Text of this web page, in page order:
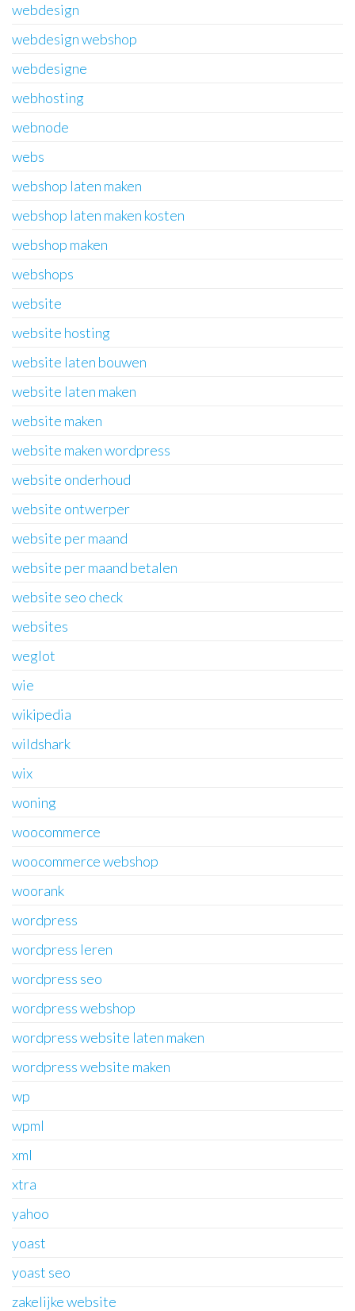
webdesign
webdesign webshop
webdesigne
webhosting
webnode
webs
webshop laten maken
webshop laten maken kosten
webshop maken
webshops
website
website hosting
website laten bouwen
website laten maken
website maken
website maken wordpress
website onderhoud
website ontwerper
website per maand
website per maand betalen
website seo check
websites
weglot
wie
wikipedia
wildshark
wix
woning
woocommerce
woocommerce webshop
woorank
wordpress
wordpress leren
wordpress seo
wordpress webshop
wordpress website laten maken
wordpress website maken
wp
wpml
xml
xtra
yahoo
yoast
yoast seo
zakelijke website